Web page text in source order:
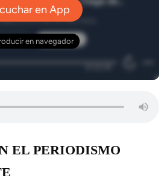
EL PERIODISMO